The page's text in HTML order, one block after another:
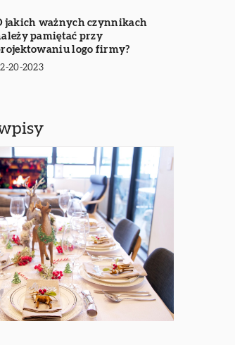
jakich ważnych czynnikach
pamiętać przy
logo firmy?
20-2023